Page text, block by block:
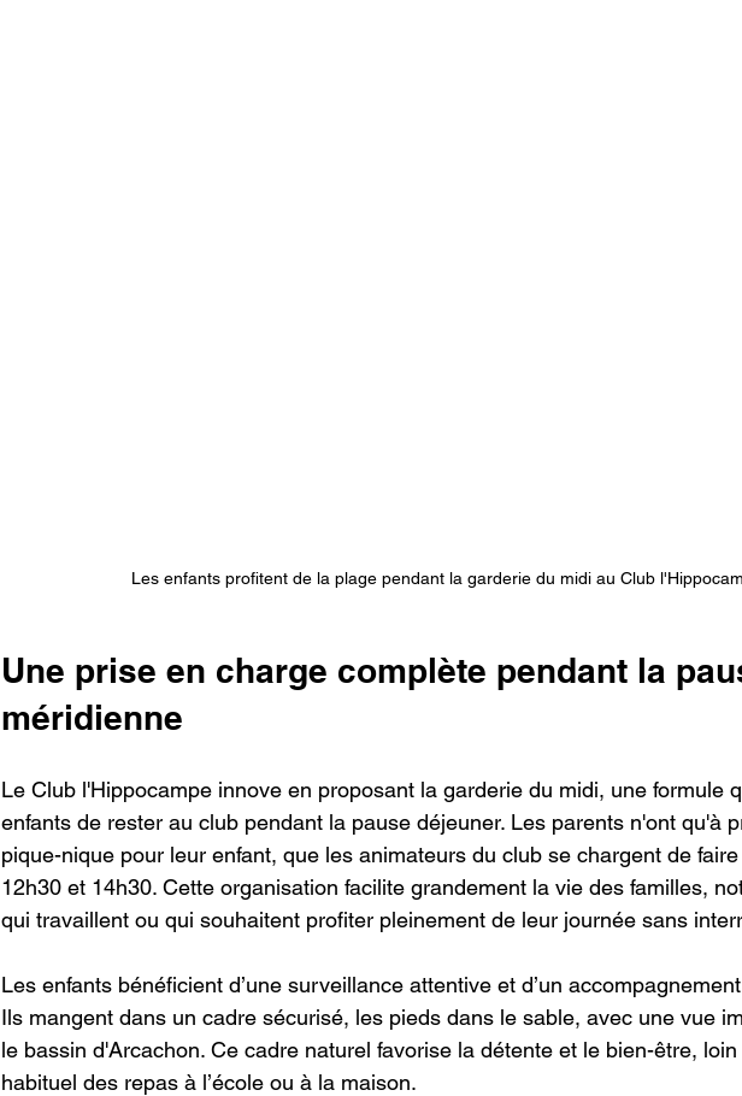
Les enfants profitent de la plage pendant la garderie du midi au Club
Une prise en charge complète pendant la
méridienne
Le Club l'Hippocampe innove en proposant la garderie du midi, une formule
enfants de rester au club pendant la pause déjeuner. Les parents n'ont qu'à
pique-nique pour leur enfant, que les animateurs du club se chargent de
12h30 et 14h30. Cette organisation facilite grandement la vie des familles,
qui travaillent ou qui souhaitent profiter pleinement de leur journée sans
Les enfants bénéficient d’une surveillance attentive et d’un
Ils mangent dans un cadre sécurisé, les pieds dans le sable, avec une vue
le bassin d'Arcachon. Ce cadre naturel favorise la détente et le bien-être,
habituel des repas à l’école ou à la maison.